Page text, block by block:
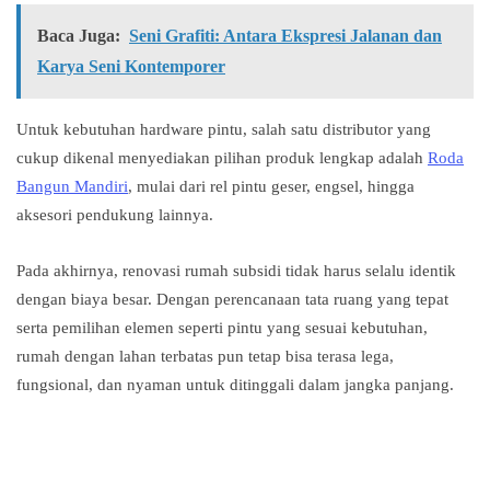
Baca Juga: Seni Grafiti: Antara Ekspresi Jalanan dan
Karya Seni Kontemporer
Untuk kebutuhan hardware pintu, salah satu distributor yang
cukup dikenal menyediakan pilihan produk lengkap adalah Roda
Bangun Mandiri, mulai dari rel pintu geser, engsel, hingga
aksesori pendukung lainnya.
Pada akhirnya, renovasi rumah subsidi tidak harus selalu identik
dengan biaya besar. Dengan perencanaan tata ruang yang tepat
serta pemilihan elemen seperti pintu yang sesuai kebutuhan,
rumah dengan lahan terbatas pun tetap bisa terasa lega,
fungsional, dan nyaman untuk ditinggali dalam jangka panjang.